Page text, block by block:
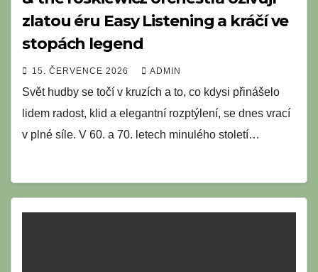
zlatou éru Easy Listening a kráčí ve
stopách legend
15. ČERVENCE 2026 ADMIN
Svět hudby se točí v kruzích a to, co kdysi přinášelo
lidem radost, klid a elegantní rozptýlení, se dnes vrací
v plné síle. V 60. a 70. letech minulého století…